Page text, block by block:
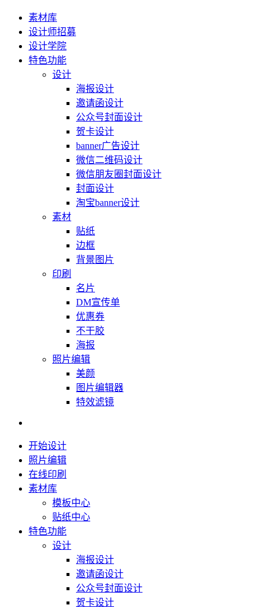
素材库
设计师招募
设计学院
特色功能
设计
海报设计
邀请函设计
公众号封面设计
贺卡设计
banner广告设计
微信二维码设计
微信朋友圈封面设计
封面设计
淘宝banner设计
素材
贴纸
边框
背景图片
印刷
名片
DM宣传单
优惠券
不干胶
海报
照片编辑
美颜
图片编辑器
特效滤镜
开始设计
照片编辑
在线印刷
素材库
模板中心
贴纸中心
特色功能
设计
海报设计
邀请函设计
公众号封面设计
贺卡设计